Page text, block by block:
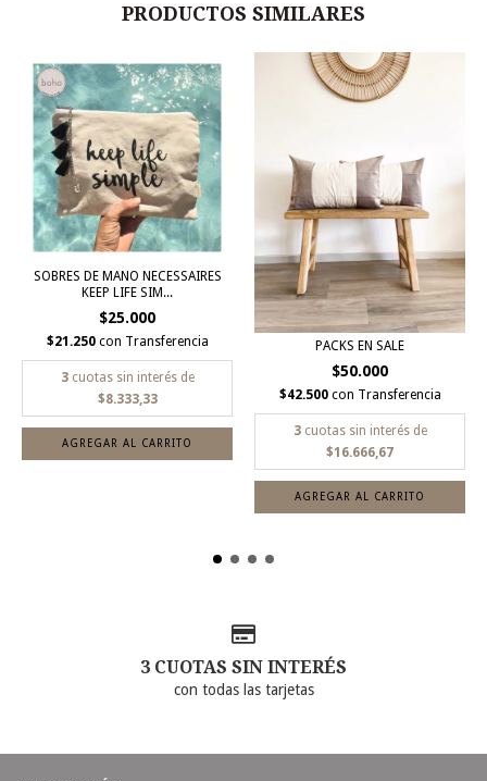
PRODUCTOS SIMILARES
SOBRES DE MANO NECESSAIRES
KEEP LIFE SIM...
$25.000
$21.250 con Transferencia
3 cuotas sin interés de
$8.333,33
AGREGAR AL CARRITO
PACKS EN SALE
$50.000
$42.500 con Transferencia
3 cuotas sin interés de
$16.666,67
AGREGAR AL CARRITO
3 CUOTAS SIN INTERÉS
con todas las tarjetas